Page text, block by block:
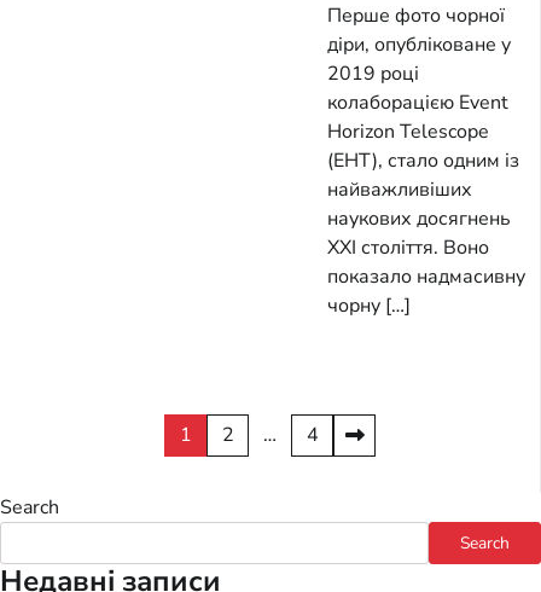
Перше фото чорної
діри, опубліковане у
2019 році
колаборацією Event
Horizon Telescope
(EHT), стало одним із
найважливіших
наукових досягнень
XXI століття. Воно
показало надмасивну
чорну […]
1 2 … 4
Search
Search
Недавні записи